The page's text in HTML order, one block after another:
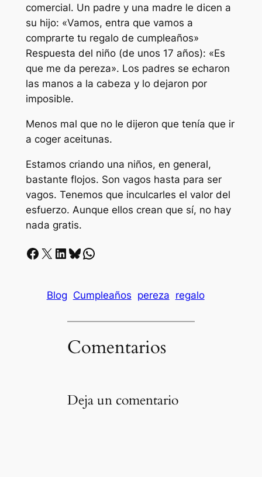
comercial. Un padre y una madre le dicen a
su hijo: «Vamos, entra que vamos a
comprarte tu regalo de cumpleaños»
Respuesta del niño (de unos 17 años): «Es
que me da pereza». Los padres se echaron
las manos a la cabeza y lo dejaron por
imposible.
Menos mal que no le dijeron que tenía que ir
a coger aceitunas.
Estamos criando una niños, en general,
bastante flojos. Son vagos hasta para ser
vagos. Tenemos que inculcarles el valor del
esfuerzo. Aunque ellos crean que sí, no hay
nada gratis.
Facebook X LinkedIn Bluesky Whatsapp
Blog Cumpleaños pereza regalo
Comentarios
Deja un comentario